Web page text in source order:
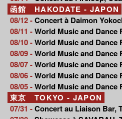
函館 HAKODATE - JAPON
08/12 -Concert à Daimon
08/11 -World Music and Dance
08/10 -World Music and Dance
08/09 -World Music and Dance
08/07 -World Music and Dance
08/06 -World Music and Dance
08/05 -World Music and Dance
東京 TOKYO - JAPON
07/31 -Concert au Liaison Bar,